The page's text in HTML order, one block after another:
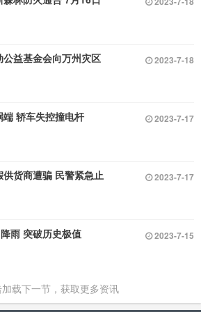
益基金会向万州灾区
2023-7-18
轿车失控撞电杆 2023-7-17
供货商遭骗 民警紧急止
2023-7-17
雨 突破历史极值 2023-7-15
加载下一节，获取更多资讯